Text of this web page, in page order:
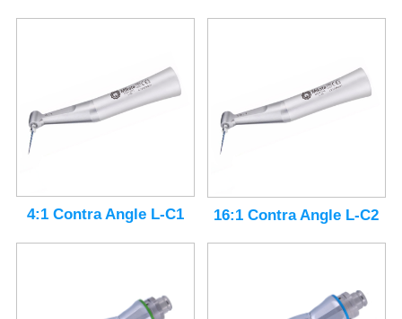
4:1 Contra Angle L-C1 16:1 Contra Angle L-C2